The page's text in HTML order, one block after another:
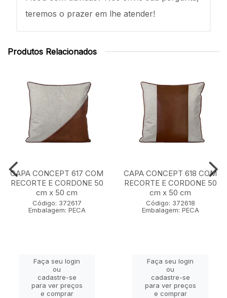
teremos o prazer em lhe atender!
Produtos Relacionados
CAPA CONCEPT 617 COM
RECORTE E CORDONE 50
cm x 50 cm
Código: 372617
Embalagem: PECA
Faça seu login
ou
cadastre-se
para ver preços
e comprar
CAPA CONCEPT 618 COM
RECORTE E CORDONE 50
cm x 50 cm
Código: 372618
Embalagem: PECA
Faça seu login
ou
cadastre-se
para ver preços
e comprar